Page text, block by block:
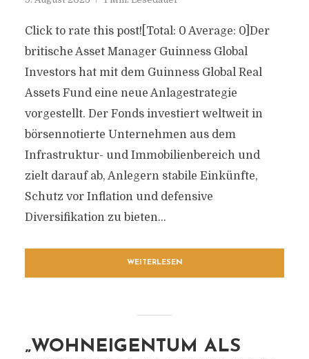
Click to rate this post![Total: 0 Average: 0]Der
britische Asset Manager Guinness Global
Investors hat mit dem Guinness Global Real
Assets Fund eine neue Anlagestrategie
vorgestellt. Der Fonds investiert weltweit in
börsennotierte Unternehmen aus dem
Infrastruktur- und Immobilienbereich und
zielt darauf ab, Anlegern stabile Einkünfte,
Schutz vor Inflation und defensive
Diversifikation zu bieten...
WEITERLESEN
„WOHNEIGENTUM ALS